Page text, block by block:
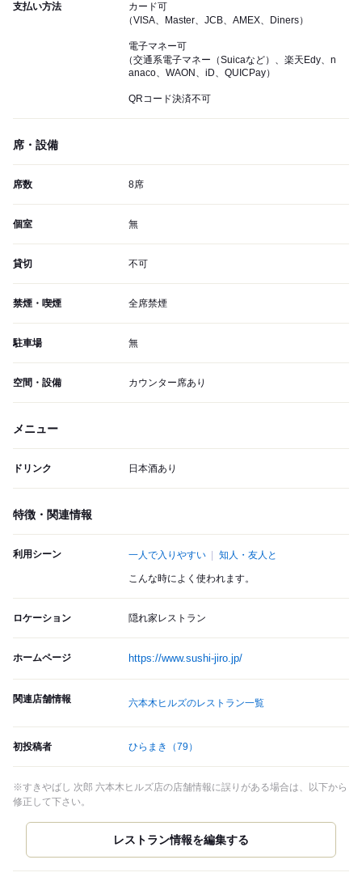
支払い方法
カード可
（VISA、Master、JCB、AMEX、Diners）
電子マネー可
（交通系電子マネー（Suicaなど）、楽天Edy、n
anaco、WAON、iD、QUICPay）
QRコード決済不可
席・設備
席数 8席
個室 無
貸切 不可
禁煙・喫煙 全席禁煙
駐車場 無
空間・設備 カウンター席あり
メニュー
ドリンク 日本酒あり
特徴・関連情報
利用シーン 一人で入りやすい 知人・友人と
こんな時によく使われます。
ロケーション 隠れ家レストラン
ホームページ https://www.sushi-jiro.jp/
関連店舗情報 六本木ヒルズのレストラン一覧
初投稿者 ひらまき （79）
※すきやばし 次郎 六本木ヒルズ店の店舗情報に誤りがある場合は、以下から
修正して下さい。